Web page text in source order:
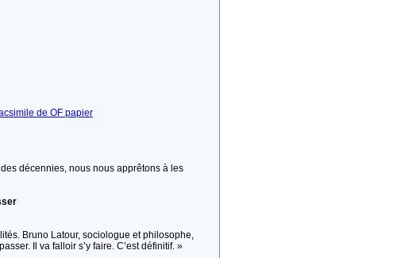
de OF papier
décennies, nous nous apprêtons à les
Bruno Latour, sociologue et philosophe,
Il va falloir s’y faire. C’est définitif. »